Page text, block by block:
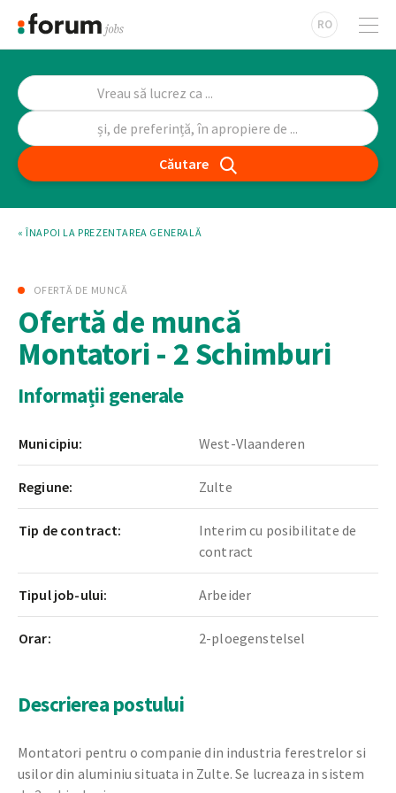
RO
Căutare
« ÎNAPOI LA PREZENTAREA GENERALĂ
OFERTĂ DE MUNCĂ
Ofertă de muncă
Montatori - 2 Schimburi
Informații generale
Municipiu: West-Vlaanderen
Regiune: Zulte
Tip de contract:
Interim cu posibilitate de
contract
Tipul job-ului: Arbeider
Orar: 2-ploegenstelsel
Descrierea postului
Montatori pentru o companie din industria ferestrelor si
usilor din aluminiu situata in Zulte. Se lucreaza in sistem